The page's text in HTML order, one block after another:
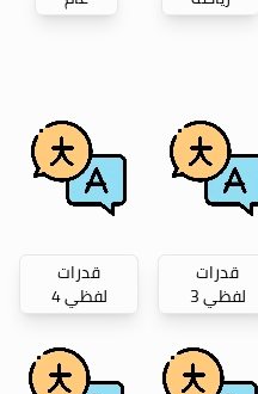
قدرات
لفظي 3
قدرات
لفظي 4